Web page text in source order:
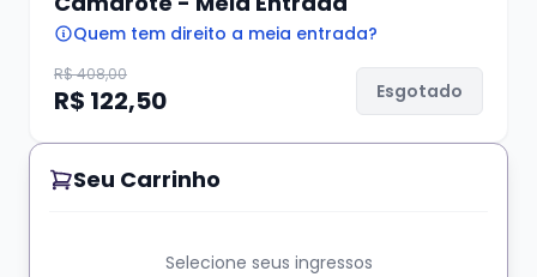
ingresso eletrônico em pdf com QrCode. Para
ingresso digital diretamente na entrada do
evento. Não será necessário passar pela
bilheteria.
Quem tem direito a meia entrada?
R$ 408,00
R$ 122,50 Esgotado
Seu Carrinho
Selecione seus ingressos